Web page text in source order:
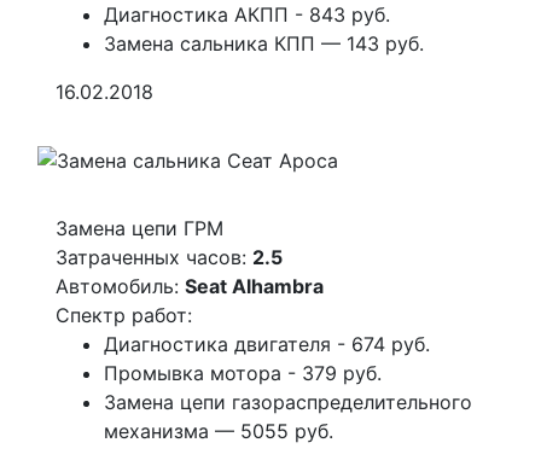
Диагностика АКПП - 843 руб.
Замена сальника КПП — 143 руб.
16.02.2018
Замена цепи ГРМ
Затраченных часов: 2.5
Автомобиль: Seat Alhambra
Спектр работ:
Диагностика двигателя - 674 руб.
Промывка мотора - 379 руб.
Замена цепи газораспределительного
механизма — 5055 руб.